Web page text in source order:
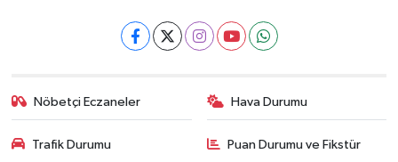
Nöbetçi Eczaneler Hava Durumu
Trafik Durumu Puan Durumu ve Fikstür